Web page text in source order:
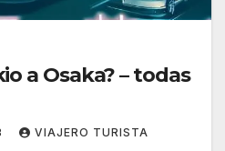
a Osaka? – todas
VIAJERO TURISTA